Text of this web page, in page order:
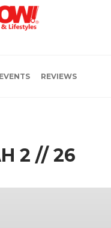
EVENTS REVIEWS
2 // 26